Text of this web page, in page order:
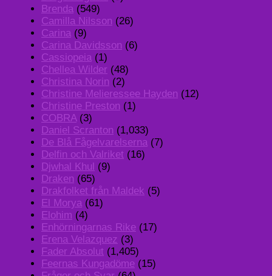
Brenda (549)
Camilla Nilsson (26)
Carina (9)
Carina Davidsson (6)
Cassiopeia (1)
Chellea Wilder (48)
Christina Norin (2)
Christine Melieressee Hayden (12)
Christine Preston (1)
COBRA(3)
Daniel Scranton (1,033)
De Blå Fågelvarelserna (7)
Delfin och Valriket (16)
Djwhal Khul (9)
Draken (65)
Drakfolket från Maldek (5)
El Morya (61)
Elohim (4)
Enhörningarnas Rike (17)
Erena Velazquez (3)
Fader Absolut (1,405)
Feernas Kungadöme (15)